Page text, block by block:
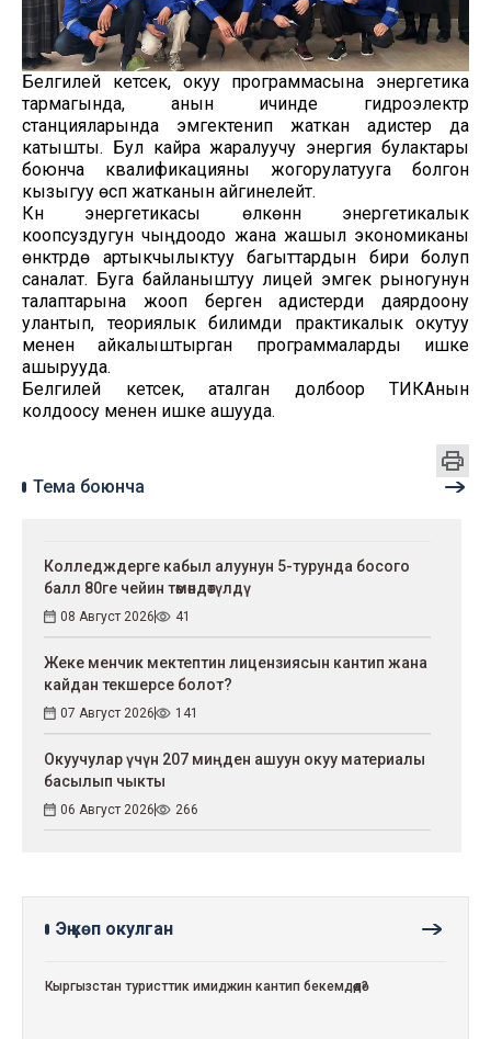
Белгилей кетсек, окуу программасына энергетика
тармагында, анын ичинде гидроэлектр
станцияларында эмгектенип жаткан адистер да
катышты. Бул кайра жаралуучу энергия булактары
боюнча квалификацияны жогорулатууга болгон
кызыгуу өсүп жатканын айгинелейт.
Күн энергетикасы өлкөнүн энергетикалык
коопсуздугун чыңдоодо жана жашыл экономиканы
өнүктүрүүдө артыкчылыктуу багыттардын бири болуп
саналат. Буга байланыштуу лицей эмгек рыногунун
талаптарына жооп берген адистерди даярдоону
улантып, теориялык билимди практикалык окутуу
менен айкалыштырган программаларды ишке
ашырууда.
Белгилей кетсек, аталган долбоор ТИКАнын
колдоосу менен ишке ашууда.
Тема боюнча
Колледждерге кабыл алуунун 5-турунда босого
балл 80ге чейин төмөндөтүлдү
08 Август 2026 41
Жеке менчик мектептин лицензиясын кантип жана
кайдан текшерсе болот?
07 Август 2026 141
Окуучулар үчүн 207 миңден ашуун окуу материалы
басылып чыкты
06 Август 2026 266
Эң көп окулган
Кыргызстан туристтик имиджин кантип бекемдөөдө?